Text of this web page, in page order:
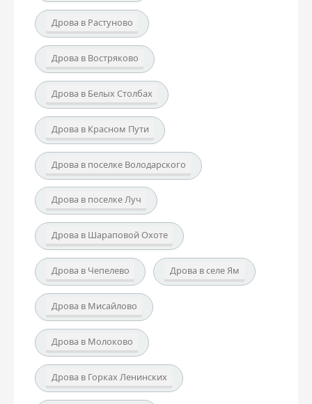
Дрова в Растуново
Дрова в Востряково
Дрова в Белых Столбах
Дрова в Красном Пути
Дрова в поселке Володарского
Дрова в поселке Луч
Дрова в Шараповой Охоте
Дрова в Чепелево Дрова в селе Ям
Дрова в Мисайлово
Дрова в Молоково
Дрова в Горках Ленинских